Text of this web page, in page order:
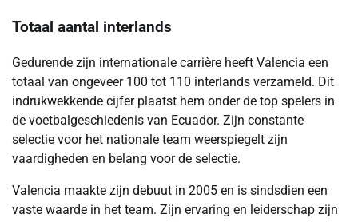
Totaal aantal interlands
Gedurende zijn internationale carrière heeft Valencia een
totaal van ongeveer 100 tot 110 interlands verzameld. Dit
indrukwekkende cijfer plaatst hem onder de top spelers in
de voetbalgeschiedenis van Ecuador. Zijn constante
selectie voor het nationale team weerspiegelt zijn
vaardigheden en belang voor de selectie.
Valencia maakte zijn debuut in 2005 en is sindsdien een
vaste waarde in het team. Zijn ervaring en leiderschap zijn